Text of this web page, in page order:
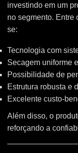
investindo em um
no segmento. Entre
se:
Tecnologia com
Secagem uniforme
Possibilidade de
Estrutura robusta e
Excelente custo-
Além disso, o
reforçando a